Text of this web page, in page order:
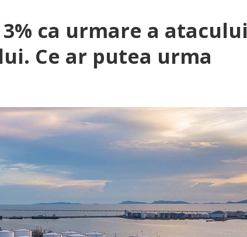
ca urmare a
Ce ar putea urma